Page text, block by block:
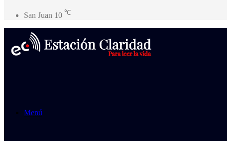
San Juan 10 ℃
Menú